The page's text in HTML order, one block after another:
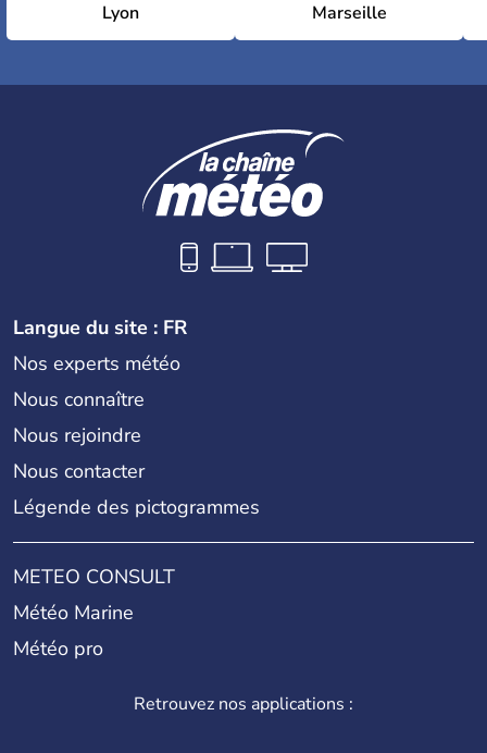
Lyon Marseille
Langue du site : FR
Nos experts météo
Nous connaître
Nous rejoindre
Nous contacter
Légende des pictogrammes
METEO CONSULT
Météo Marine
Météo pro
Retrouvez nos applications :